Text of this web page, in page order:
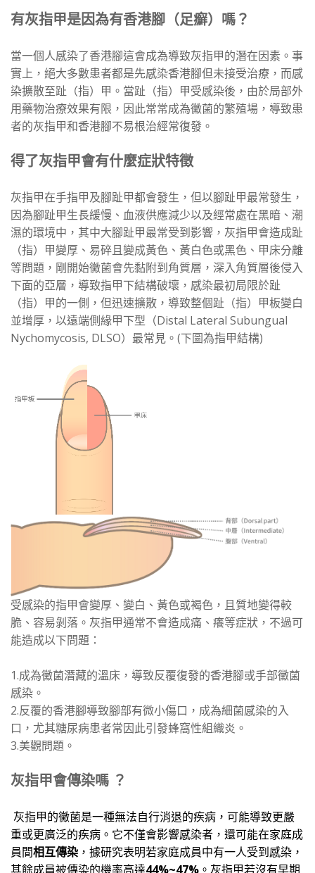
有灰指甲是因為有香港腳（足癬）嗎？
當一個人感染了香港腳這會成為導致灰指甲的潛在因素。事
實上，絕大多數患者都是先感染香港腳但未接受治療，而感
染擴散至趾（指）甲。當趾（指）甲受感染後，由於局部外
用藥物治療效果有限，因此常常成為黴菌的繁殖場，導致患
者的灰指甲和香港腳不易根治經常復發。
得了灰指甲會有什麼症狀特徵
灰指甲在手指甲及腳趾甲都會發生，但以腳趾甲最常發生，
因為腳趾甲生長緩慢、血液供應減少以及經常處在黑暗、潮
濕的環境中，其中大腳趾甲最常受到影響，灰指甲會造成趾
（指）甲變厚、易碎且變成黃色、黃白色或黑色、甲床分離
等問題，剛開始黴菌會先黏附到角質層，深入角質層後侵入
下面的亞層，導致指甲下結構破壞，感染最初局限於趾
（指）甲的一側，但迅速擴散，導致整個趾（指）甲板變白
並增厚，以遠端側緣甲下型（Distal Lateral Subungual
Nychomycosis, DLSO）最常見。(下圖為指甲結構)
受感染的指甲會變厚、變白、黃色或褐色，且質地變得較
脆、容易剝落。灰指甲通常不會造成痛、癢等症狀，不過可
能造成以下問題：
1.成為黴菌潛藏的溫床，導致反覆復發的香港腳或手部黴菌
感染。
2.反覆的香港腳導致腳部有微小傷口，成為細菌感染的入
口，尤其糖尿病患者常因此引發蜂窩性組織炎。
3.美觀問題。
灰指甲會傳染嗎 ？
灰指甲的黴菌是一種無法自行消退的疾病，可能導致更嚴
重或更廣泛的疾病。它不僅會影響感染者，還可能在家庭成
員間相互傳染 ，據研究表明若家庭成員中有一人受到感染，
其餘成員被傳染的機率高達44%~47% 。灰指甲若沒有早期